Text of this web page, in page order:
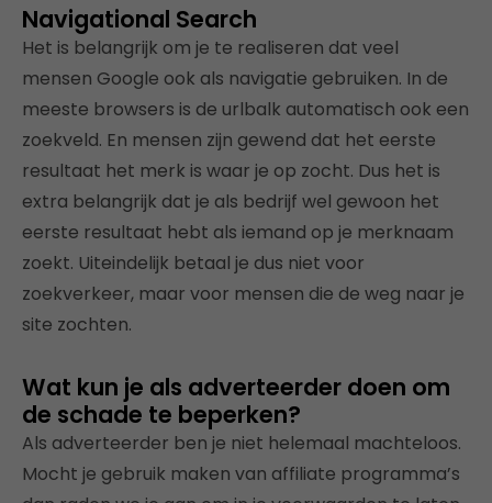
Navigational Search
Het is belangrijk om je te realiseren dat veel
mensen Google ook als navigatie gebruiken. In de
meeste browsers is de urlbalk automatisch ook een
zoekveld. En mensen zijn gewend dat het eerste
resultaat het merk is waar je op zocht. Dus het is
extra belangrijk dat je als bedrijf wel gewoon het
eerste resultaat hebt als iemand op je merknaam
zoekt. Uiteindelijk betaal je dus niet voor
zoekverkeer, maar voor mensen die de weg naar je
site zochten.
Wat kun je als adverteerder doen om
de schade te beperken?
Als adverteerder ben je niet helemaal machteloos.
Mocht je gebruik maken van affiliate programma’s